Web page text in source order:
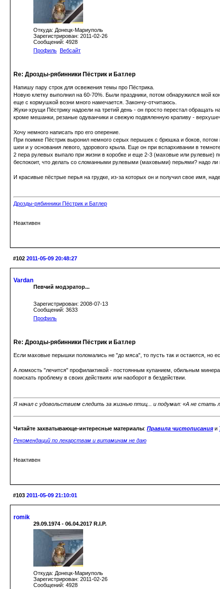
Откуда: Донецк-Мариуполь
Зарегистрирован: 2011-02-26
Сообщений: 4928
Профиль Вебсайт
Re: Дрозды-рябинники Пёстрик и Батлер
Напишу пару строк для освежения темы про Пёстрика.
Новую клетку выполнил на 60-70%. Были праздники, потом обнаружился мой
еще с кормушкой возни много намечается. Закончу-отчитаюсь.
Жуки-хрущи Пёстрику надоели на третий день - он просто перестал
кроме мешанки, резаные одуванчики и свежую подвяленную крапиву -
Хочу немного написать про его оперение.
При поимке Пёстрик выронил немного серых перышек с брюшка и боков, потом
шеи и у основания левого, здорового крыла. Еще он при вспархивании в
2 пера рулевых выпало при жизни в коробке и еще 2-3 (маховые или рулевые)
беспокоит, что делать со сломанными рулевыми (маховыми) перьями? надо ли
И красивые пёстрые перья на грудке, из-за которых он и получил свое имя,
Дрозды-рябинники Пёстрик и Батлер
Неактивен
#102 2011-05-09 20:48:27
Vardan
Певчий модэратор...
Зарегистрирован: 2008-07-13
Сообщений: 3633
Профиль
Re: Дрозды-рябинники Пёстрик и Батлер
Если маховые перышки поломались не "до мяса", то пусть так и остаются, но
А ломкость "лечится" профилактикой - постоянным купанием, обильным
поискать проблему в своих действиях или наоборот в бездействии.
Я начал с удовольствием следить за жизнью птиц... и подумал: «А не стать
Читайте захватывающе-интересные материалы: Правила чистописанияи
Рекомендаций по лекарствам и витаминам не даю
Неактивен
#103 2011-05-09 21:10:01
romik
29.09.1974 - 06.04.2017 R.I.P.
Откуда: Донецк-Мариуполь
Зарегистрирован: 2011-02-26
Сообщений: 4928